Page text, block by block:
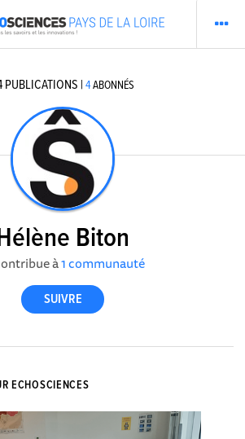
PUBLICATIONS | 4ABONNÉS
Biton
à1 communauté
ECHOSCIENCES